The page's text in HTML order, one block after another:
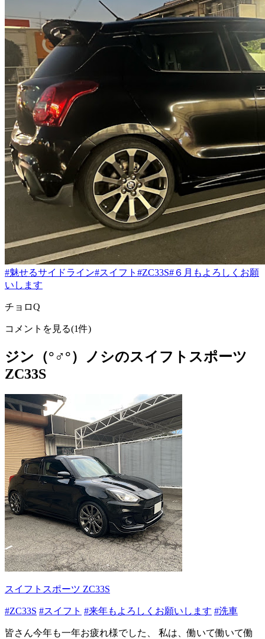
#魅せるサイドライン#スイフト #ZC33S#６月もよろしくお願
いします
チョロQ
コメントを見る(1件)
ジン（°♂°）ノシのスイフトスポーツ
ZC33S
スイフトスポーツ ZC33S
#ZC33S #スイフト #来年もよろしくお願いします #洗車
皆さん今年も一年お疲れ様でした、 私は、働いて働いて働